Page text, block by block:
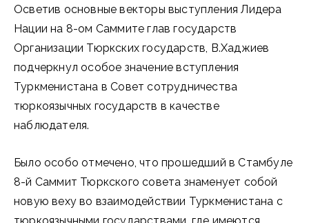
Осветив основные векторы выступления Лидера
Нации на 8-ом Саммите глав государств
Организации Тюркских государств, В.Хаджиев
подчеркнул особое значение вступления
Туркменистана в Совет сотрудничества
тюркоязычных государств в качестве
наблюдателя.
Было особо отмечено, что прошедший в Стамбуле
8-й Саммит Тюркского совета знаменует собой
новую веху во взаимодействии Туркменистана с